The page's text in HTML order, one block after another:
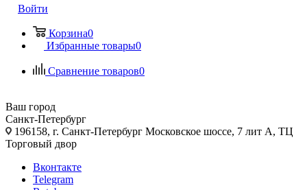
Войти
Корзина0
Избранные товары0
Сравнение товаров0
Ваш город
Санкт-Петербург
196158, г. Санкт-Петербург Московское шоссе, 7 лит А, ТЦ
Торговый двор
Вконтакте
Telegram